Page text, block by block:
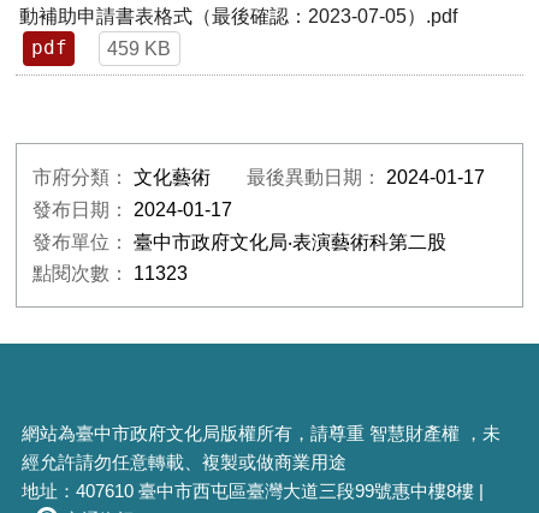
動補助申請書表格式（最後確認：2023-07-05）.pdf
pdf 459 KB
市府分類：文化藝術 最後異動日期： 2024-01-17
發布日期： 2024-01-17
發布單位：臺中市政府文化局‧表演藝術科第二股
點閱次數： 11323
網站為臺中市政府文化局版權所有，請尊重 智慧財產權 ，未
經允許請勿任意轉載、複製或做商業用途
地址：407610 臺中市西屯區臺灣大道三段99號惠中樓8樓 |